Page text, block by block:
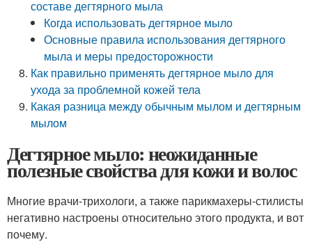
составе дегтярного мыла
Когда использовать дегтярное мыло
Основные правила использования дегтярного
мыла и меры предосторожности
Как правильно применять дегтярное мыло для
ухода за проблемной кожей тела
Какая разница между обычным мылом и дегтярным
мылом
Дегтярное мыло: неожиданные
полезные свойства для кожи и волос
Многие врачи-трихологи, а также парикмахеры-стилисты
негативно настроены относительно этого продукта, и вот
почему.